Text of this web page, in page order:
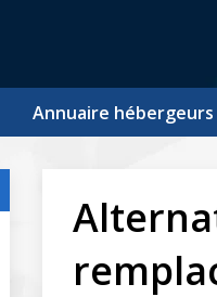
Annuaire hébergeurs